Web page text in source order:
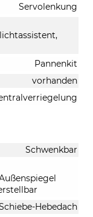
Servolenkung
Pannenkit
vorhanden
Schwenkbar
Hebedach